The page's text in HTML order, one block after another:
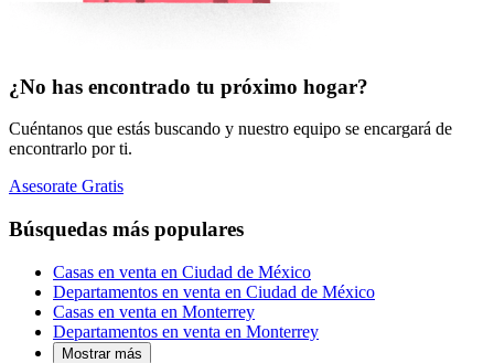
¿No has encontrado tu próximo hogar?
Cuéntanos que estás buscando y nuestro equipo se encargará de
encontrarlo por ti.
Asesorate Gratis
Búsquedas más populares
Casas en venta en Ciudad de México
Departamentos en venta en Ciudad de México
Casas en venta en Monterrey
Departamentos en venta en Monterrey
Mostrar más